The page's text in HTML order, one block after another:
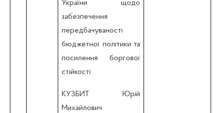
України щодо
забезпечення
передбачуваності
бюджетної політики та
посилення боргової
стійкості
КУЗБИТ Юрій
Михайлович